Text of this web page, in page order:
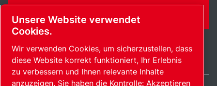
KONTAKTFORMULAR
Unsere Website verwendet
Cookies.
Wir verwenden Cookies, um sicherzustellen, dass
diese Website korrekt funktioniert, Ihr Erlebnis
zu verbessern und Ihnen relevante Inhalte
anzuzeigen. Sie haben die Kontrolle: Akzeptieren